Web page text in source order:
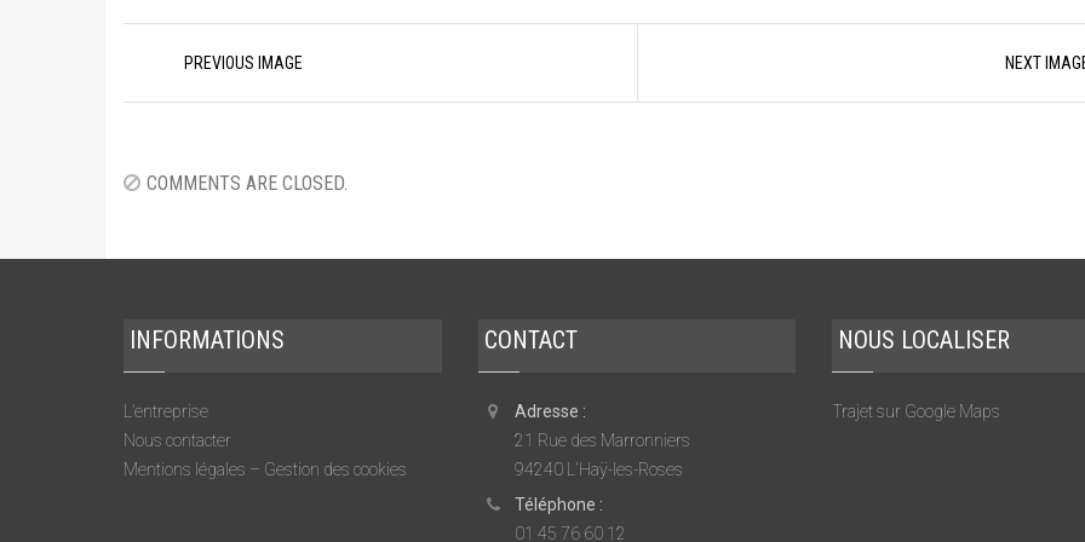
navigationPREVIOUS IMAGE NEXT
COMMENTS ARE CLOSED.
INFORMATIONS
L’entreprise
Nous contacter
Mentions légales – Gestion des cookies
CONTACT
Adresse :
21 Rue des Marronniers
94240 L'Haÿ-les-Roses
Téléphone :
01 45 76 60 12
NOUS LOCALISER
Trajet sur Google Maps